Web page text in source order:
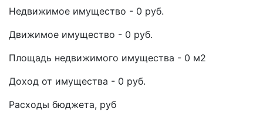
Недвижимое имущество - 0 руб.
Движимое имущество - 0 руб.
Площадь недвижимого имущества - 0 м2
Доход от имущества - 0 руб.
Расходы бюджета, руб